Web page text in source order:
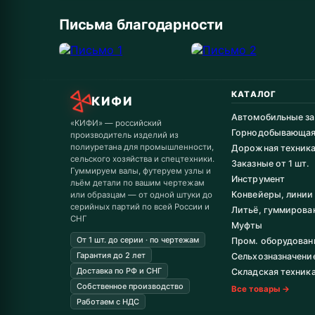
Письма благодарности
КИФИ
«КИФИ» — российский
производитель изделий из
полиуретана для промышленности,
сельского хозяйства и спецтехники.
Гуммируем валы, футеруем узлы и
льём детали по вашим чертежам
или образцам — от одной штуки до
серийных партий по всей России и
СНГ
От 1 шт. до серии · по чертежам
Гарантия до 2 лет
Доставка по РФ и СНГ
Собственное производство
Работаем с НДС
КАТАЛОГ
Автомобильные
Горнодобывающая
Дорожная техника
Заказные от 1 шт.
Инструмент
Конвейеры, линии
Литьё,
Муфты
Пром.
Складская
Все товары →